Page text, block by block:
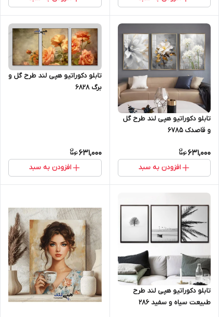
تابلو دکوراتیو هپی لند طرح گل
و قاصدک 6785
631,000
افزودن به سبد
تابلو دکوراتیو هپی لند طرح گل و
برگ 6828
631,000
افزودن به سبد
تابلو دکوراتیو هپی لند طرح
طبیعت سیاه و سفید 286